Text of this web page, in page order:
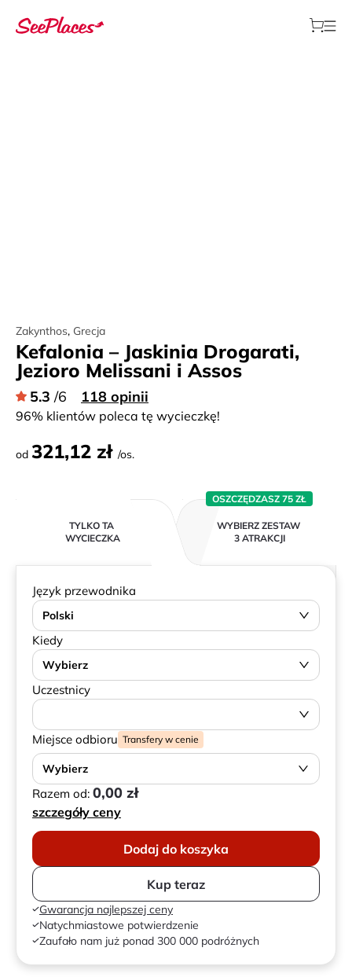
Zakynthos, Grecja
Kefalonia – Jaskinia Drogarati,
Jezioro Melissani i Assos
5.3 /6 118 opinii
96% klientów poleca tę wycieczkę!
od 321,12 zł /os.
TYLKO TA
WYCIECZKA
WYBIERZ ZESTAW
3 ATRAKCJI
OSZCZĘDZASZ 75 ZŁ
Język przewodnika
Polski
Kiedy
Wybierz
Uczestnicy
Miejsce odbioru Transfery w cenie
Wybierz
Razem od: 0,00 zł
szczegóły ceny
Dodaj do koszyka
Kup teraz
Gwarancja najlepszej ceny
Natychmiastowe potwierdzenie
Zaufało nam już ponad 300 000 podróżnych